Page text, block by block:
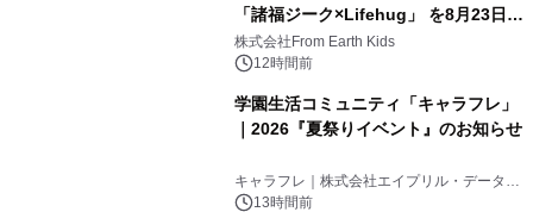
「諸福ジーク×Lifehug」 を8月23日
(日)開催
株式会社From Earth Kids
12時間前
学園生活コミュニティ「キャラフレ」
｜2026『夏祭りイベント』のお知らせ
キャラフレ｜株式会社エイプリル・データ・
デザインズ
13時間前